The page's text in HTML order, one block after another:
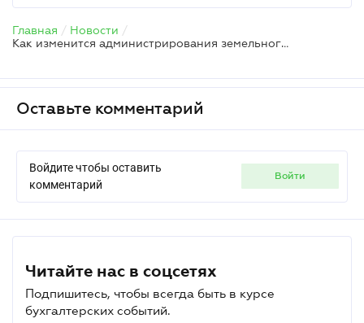
Главная / Новости /
Как изменится администрирования земельного налога в 2019 году
Оставьте комментарий
Войдите чтобы оставить
комментарий
войти
Читайте нас в соцсетях
Подпишитесь, чтобы всегда быть в курсе
бухгалтерских событий.